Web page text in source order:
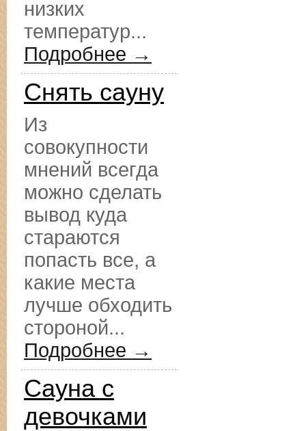
низких
температур...
Подробнее →
Снять сауну
Из
совокупности
мнений всегда
можно сделать
вывод куда
стараются
попасть все, а
какие места
лучше обходить
стороной...
Подробнее →
Сауна с
девочками